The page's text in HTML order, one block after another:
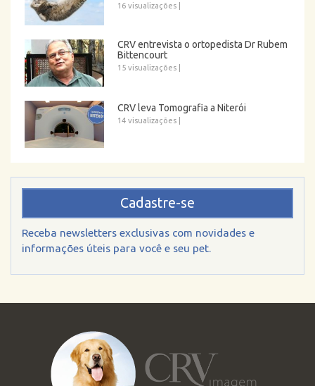
16 visualizações
CRV entrevista o ortopedista Dr Rubem
Bittencourt
15 visualizações
CRV leva Tomografia a Niterói
14 visualizações
Cadastre-se
Receba newsletters exclusivas com novidades e
informações úteis para você e seu pet.